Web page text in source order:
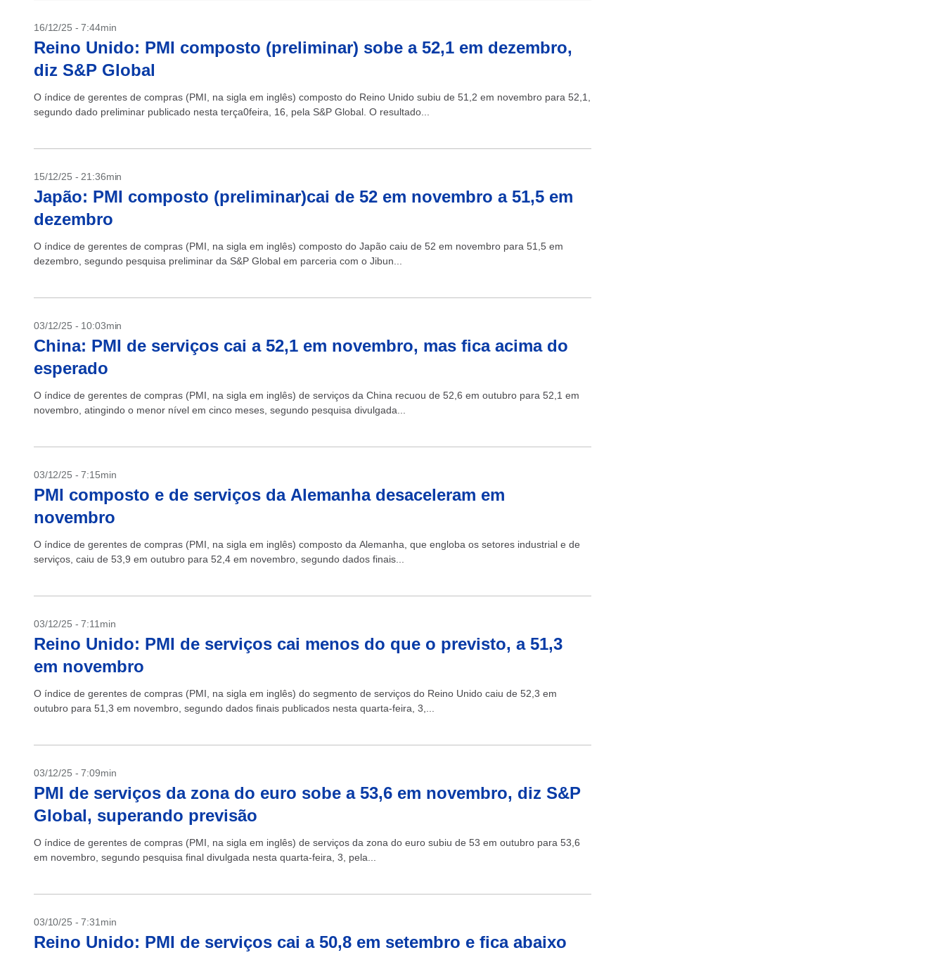
16/12/25 - 7:44min
Reino Unido: PMI composto (preliminar) sobe a 52,1 em dezembro,
diz S&P Global
O índice de gerentes de compras (PMI, na sigla em inglês) composto do Reino Unido subiu de 51,2 em novembro para 52,1,
segundo dado preliminar publicado nesta terça0feira, 16, pela S&P Global. O resultado...
15/12/25 - 21:36min
Japão: PMI composto (preliminar)cai de 52 em novembro a 51,5 em
dezembro
O índice de gerentes de compras (PMI, na sigla em inglês) composto do Japão caiu de 52 em novembro para 51,5 em
dezembro, segundo pesquisa preliminar da S&P Global em parceria com o Jibun...
03/12/25 - 10:03min
China: PMI de serviços cai a 52,1 em novembro, mas fica acima do
esperado
O índice de gerentes de compras (PMI, na sigla em inglês) de serviços da China recuou de 52,6 em outubro para 52,1 em
novembro, atingindo o menor nível em cinco meses, segundo pesquisa divulgada...
03/12/25 - 7:15min
PMI composto e de serviços da Alemanha desaceleram em
novembro
O índice de gerentes de compras (PMI, na sigla em inglês) composto da Alemanha, que engloba os setores industrial e de
serviços, caiu de 53,9 em outubro para 52,4 em novembro, segundo dados finais...
03/12/25 - 7:11min
Reino Unido: PMI de serviços cai menos do que o previsto, a 51,3
em novembro
O índice de gerentes de compras (PMI, na sigla em inglês) do segmento de serviços do Reino Unido caiu de 52,3 em
outubro para 51,3 em novembro, segundo dados finais publicados nesta quarta-feira, 3,...
03/12/25 - 7:09min
PMI de serviços da zona do euro sobe a 53,6 em novembro, diz S&P
Global, superando previsão
O índice de gerentes de compras (PMI, na sigla em inglês) de serviços da zona do euro subiu de 53 em outubro para 53,6
em novembro, segundo pesquisa final divulgada nesta quarta-feira, 3, pela...
03/10/25 - 7:31min
Reino Unido: PMI de serviços cai a 50,8 em setembro e fica abaixo